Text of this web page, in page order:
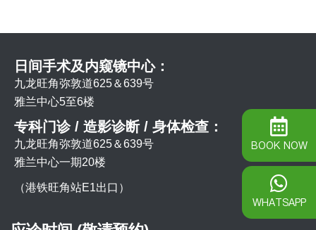
日间手术及内窥镜中心：
九龙旺角弥敦道625＆639号
雅兰中心5至6楼
专科门诊 / 造影诊断 / 身体检查：
九龙旺角弥敦道625＆639号
雅兰中心一期20楼
（港铁旺角站E1出口）
BOOK NOW
WHATSAPP